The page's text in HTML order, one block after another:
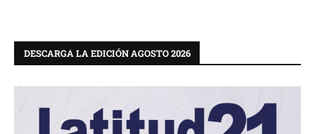
DESCARGA LA EDICIÓN AGOSTO 2026